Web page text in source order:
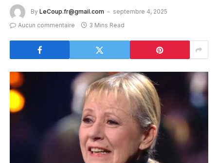
By LeCoup.fr@gmail.com
septembre 4, 2025
Aucun commentaire
3 Mins Read